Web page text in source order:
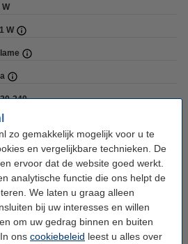
zo gemakkelijk mogelijk voor u te
en vergelijkbare technieken. De
ervoor dat de website goed werkt.
analytische functie die ons helpt de
We laten u graag alleen
bij uw interesses en willen
om uw gedrag binnen en buiten
ons cookiebeleid leest u alles over
W
W
240
60Hz
mm
26 mm
uur